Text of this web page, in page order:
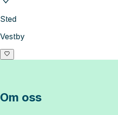
Sted
Vestby
Om oss